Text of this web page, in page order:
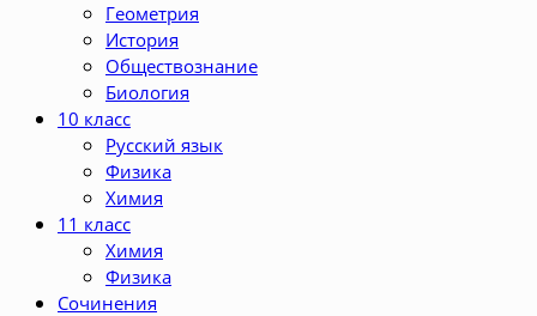
Геометрия
История
Обществознание
Биология
10 класс
Русский язык
Физика
Химия
11 класс
Химия
Физика
Сочинения